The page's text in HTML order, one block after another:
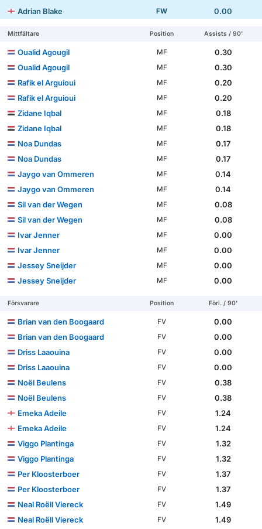
Adrian Blake
FW 0.00
Mittfältare Position Assists / 90'
Oualid Agougil MF
0.30
Oualid Agougil
MF
0.30
Rafik el Arguioui
MF
0.20
Rafik el Arguioui
MF
0.20
Zidane Iqbal
MF
0.18
Zidane Iqbal
MF
0.18
Noa Dundas
MF
0.17
Noa Dundas
MF
0.17
Jaygo van Ommeren
MF
0.14
Jaygo van Ommeren
MF
0.14
Sil van der Wegen
MF
0.08
Sil van der Wegen
MF
0.08
Ivar Jenner
MF
0.00
Ivar Jenner
MF
0.00
Jessey Sneijder
MF
0.00
Jessey Sneijder
MF 0.00
Försvarare Position Förl. / 90'
Brian van den Boogaard FV
0.00
Brian van den Boogaard
FV
0.00
Driss Laaouina
FV
0.00
Driss Laaouina
FV
0.00
Noël Beulens
FV
0.38
Noël Beulens
FV
0.38
Emeka Adeile
FV
1.24
Emeka Adeile
FV
1.24
Viggo Plantinga
FV
1.32
Viggo Plantinga
FV
1.32
Per Kloosterboer
FV
1.37
Per Kloosterboer
FV
1.37
Neal Roëll Viereck
FV
1.49
Neal Roëll Viereck
FV
1.49